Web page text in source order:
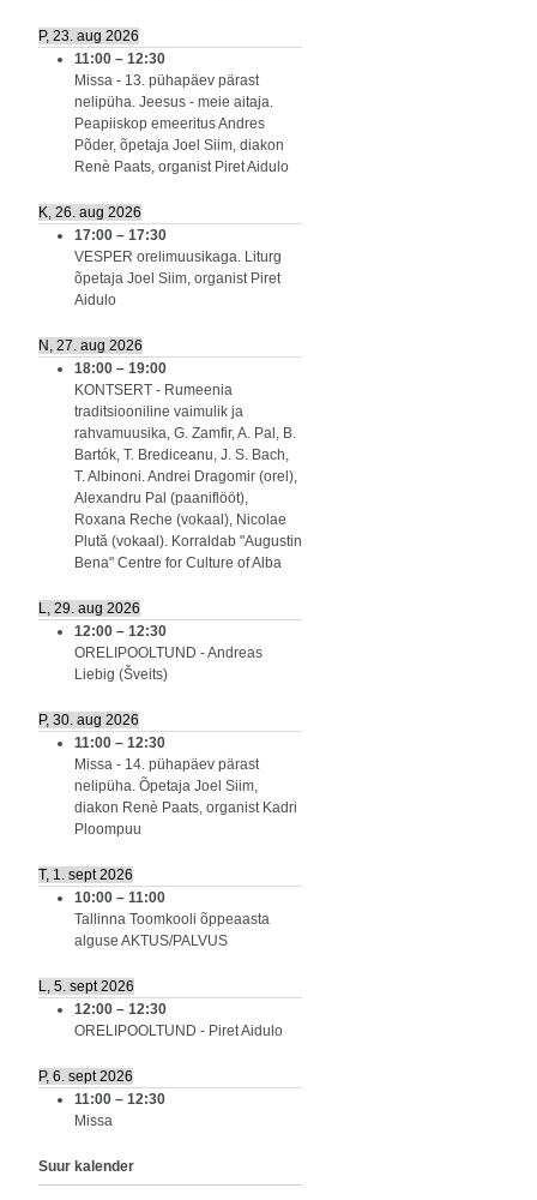
P, 23. aug 2026
11:00 – 12:30
Missa - 13. pühapäev pärast
nelipüha. Jeesus - meie aitaja.
Peapiiskop emeeritus Andres
Põder, õpetaja Joel Siim, diakon
Renè Paats, organist Piret Aidulo
K, 26. aug 2026
17:00 – 17:30
VESPER orelimuusikaga. Liturg
õpetaja Joel Siim, organist Piret
Aidulo
N, 27. aug 2026
18:00 – 19:00
KONTSERT - Rumeenia
traditsiooniline vaimulik ja
rahvamuusika, G. Zamfir, A. Pal, B.
Bartók, T. Brediceanu, J. S. Bach,
T. Albinoni. Andrei Dragomir (orel),
Alexandru Pal (paaniflööt),
Roxana Reche (vokaal), Nicolae
Plută (vokaal). Korraldab "Augustin
Bena" Centre for Culture of Alba
L, 29. aug 2026
12:00 – 12:30
ORELIPOOLTUND - Andreas
Liebig (Šveits)
P, 30. aug 2026
11:00 – 12:30
Missa - 14. pühapäev pärast
nelipüha. Õpetaja Joel Siim,
diakon Renè Paats, organist Kadri
Ploompuu
T, 1. sept 2026
10:00 – 11:00
Tallinna Toomkooli õppeaasta
alguse AKTUS/PALVUS
L, 5. sept 2026
12:00 – 12:30
ORELIPOOLTUND - Piret Aidulo
P, 6. sept 2026
11:00 – 12:30
Missa
Suur kalender